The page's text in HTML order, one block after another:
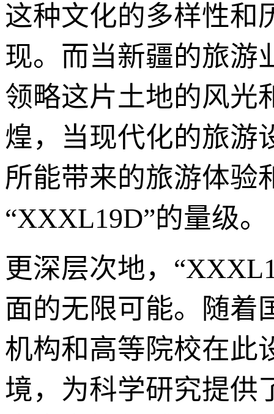
这种文化的多样性和
现。而当新疆的旅游
领略这片土地的风光
煌，当现代化的旅游
所能带来的旅游体验
“XXXL19D”的量级。
更深层次地，
面的无限可能。随着
机构和高等院校在此
境，为科学研究提供